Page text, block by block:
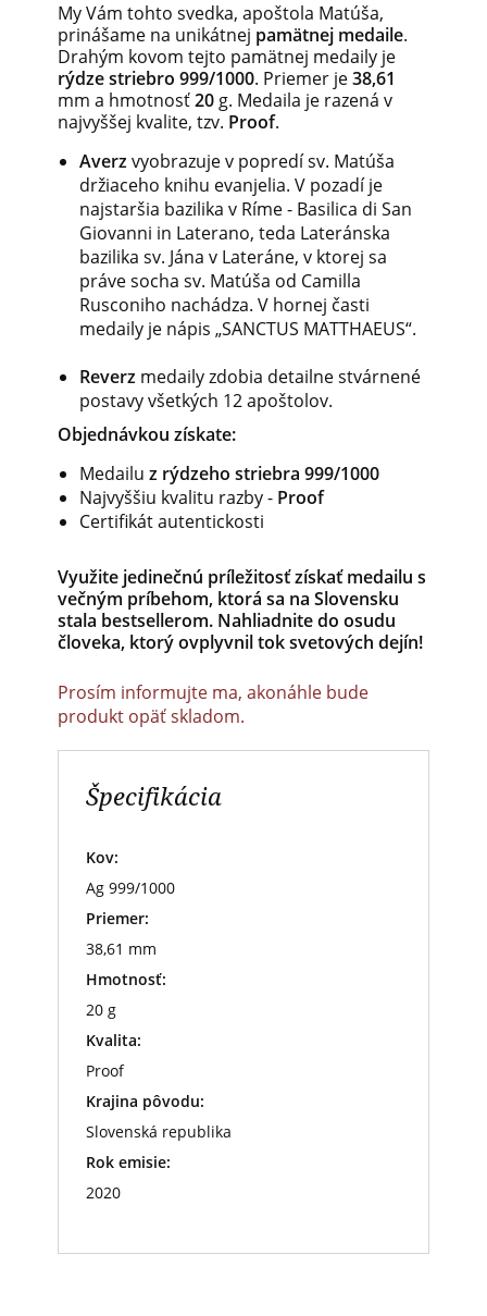
My Vám tohto svedka, apoštola Matúša,
prinášame na unikátnej pamätnej medaile.
Drahým kovom tejto pamätnej medaily je
rýdze striebro 999/1000. Priemer je38,61
mm a hmotnosť20 g. Medaila je razená v
najvyššej kvalite, tzv. Proof.
Averz vyobrazuje v popredí sv. Matúša
držiaceho knihu evanjelia. V pozadí je
najstaršia bazilika v Ríme - Basilica di San
Giovanni in Laterano, teda Lateránska
bazilika sv. Jána v Lateráne, v ktorej sa
práve socha sv. Matúša od Camilla
Rusconiho nachádza. V hornej časti
medaily je nápis „SANCTUS MATTHAEUS“.
Reverz medaily zdobia detailne stvárnené
postavy všetkých 12 apoštolov.
Objednávkou získate:
Medailu z rýdzeho striebra 999/1000
Najvyššiu kvalitu razby - Proof
Certifikát autentickosti
Využite jedinečnú príležitosť získať medailu s
večným príbehom, ktorá sa na Slovensku
stala bestsellerom. Nahliadnite do osudu
človeka, ktorý ovplyvnil tok svetových dejín!
Prosím informujte ma, akonáhle bude
produkt opäť skladom.
Špecifikácia
Kov:
Ag 999/1000
Priemer:
38,61 mm
Hmotnosť:
20 g
Kvalita:
Proof
Krajina pôvodu:
Slovenská republika
Rok emisie:
2020